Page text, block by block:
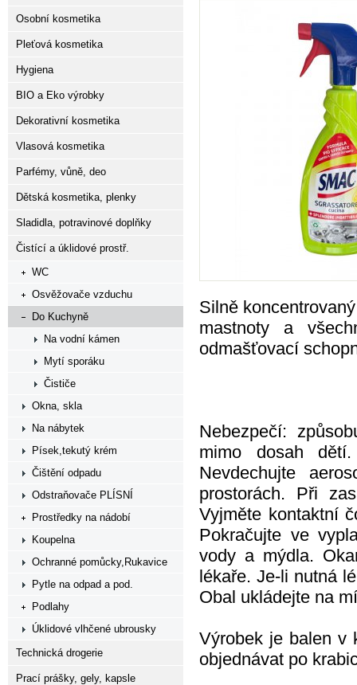
Silně
mastnoty a
odmašťovací
Nebezpečí:
mimo dosah
Nevdechujte
prostorách. Při
Vyjměte kontaktní
Pokračujte ve
vody a mýdla.
lékaře. Je-li nutná
Obal ukládejte na
Výrobek je balen v
objednávat po
Osobní kosmetika
Pleťová kosmetika
Hygiena
BIO a Eko výrobky
Dekorativní kosmetika
Vlasová kosmetika
Parfémy, vůně, deo
Dětská kosmetika, plenky
Sladidla, potravinové doplňky
Čistící a úklidové prostř.
WC
Osvěžovače vzduchu
Do Kuchyně
Na vodní kámen
Mytí sporáku
Čističe
Okna, skla
Na nábytek
Písek,tekutý krém
Čištění odpadu
Odstraňovače PLÍSNÍ
Prostředky na nádobí
Koupelna
Ochranné pomůcky,Rukavice
Pytle na odpad a pod.
Podlahy
Úklidové vlhčené ubrousky
Technická drogerie
Prací prášky, gely, kapsle